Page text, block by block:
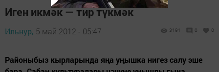
Иген икмәк — тир түкмәк
Ильнур, 5 май 2012 - 05:47 3191 0 0
Районыбыз кырларында яңа уңышка нигез салу эше